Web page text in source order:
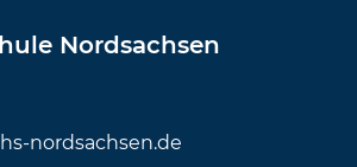
Nordsachsen
nordsachsen.de